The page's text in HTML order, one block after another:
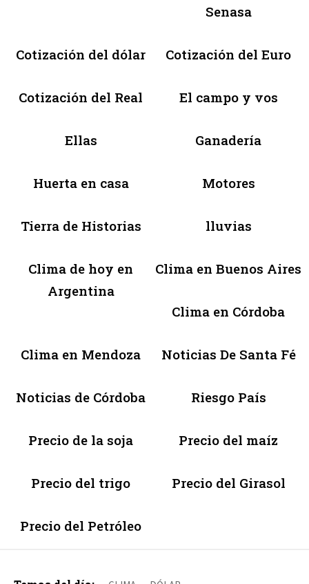
Senasa
Cotización del dólar Cotización del Euro
Cotización del Real El campo y vos
Ellas Ganadería
Huerta en casa Motores
Tierra de Historias lluvias
Clima de hoy en
Argentina
Clima en Buenos Aires
Clima en Córdoba
Clima en Mendoza Noticias De Santa Fé
Noticias de Córdoba Riesgo País
Precio de la soja Precio del maíz
Precio del trigo Precio del Girasol
Precio del Petróleo